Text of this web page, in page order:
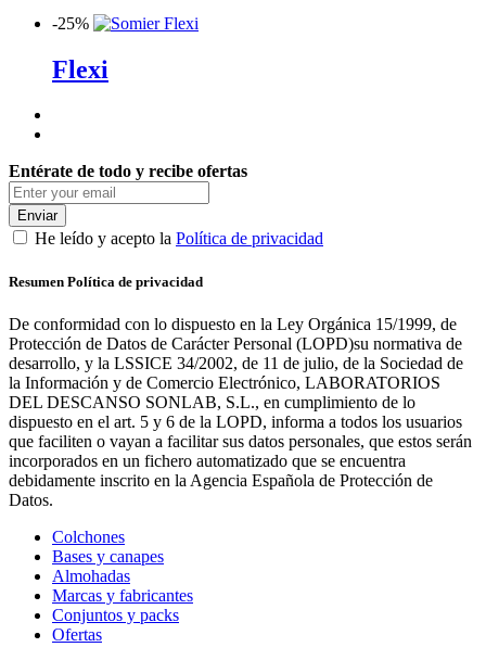
-25%
Flexi
Entérate de todo y recibe ofertas
Enviar
He leído y acepto la Política de privacidad
Resumen Política de privacidad
De conformidad con lo dispuesto en la Ley Orgánica 15/1999, de
Protección de Datos de Carácter Personal (LOPD)su normativa de
desarrollo, y la LSSICE 34/2002, de 11 de julio, de la Sociedad de
la Información y de Comercio Electrónico, LABORATORIOS
DEL DESCANSO SONLAB, S.L., en cumplimiento de lo
dispuesto en el art. 5 y 6 de la LOPD, informa a todos los usuarios
que faciliten o vayan a facilitar sus datos personales, que estos serán
incorporados en un fichero automatizado que se encuentra
debidamente inscrito en la Agencia Española de Protección de
Datos.
Colchones
Bases y canapes
Almohadas
Marcas y fabricantes
Conjuntos y packs
Ofertas